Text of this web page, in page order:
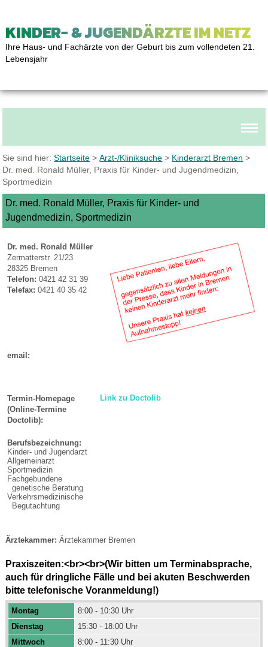
KINDER- & JUGENDÄRZTE IM NETZ
Ihre Haus- und Fachärzte von der Geburt bis zum vollendeten 21.
Lebensjahr
Sie sind hier:Startseite >Arzt-/Kliniksuche > Kinderarzt Bremen >
Dr. med. Ronald Müller, Praxis für Kinder- und Jugendmedizin,
Sportmedizin
Dr. med. Ronald Müller, Praxis für Kinder- und
Jugendmedizin, Sportmedizin
Dr. med. Ronald Müller
Zermatterstr. 21/23
28325 Bremen
Telefon: 0421 42 31 39
Telefax: 0421 40 35 42
email:
Termin-Homepage
(Online-Termine
Doctolib):
Link zu Doctolib
Berufsbezeichnung:
Kinder- und Jugendarzt
Allgemeinarzt
Sportmedizin
Fachgebundene
genetische Beratung
Verkehrsmedizinische
Begutachtung
Ärztekammer: Ärztekammer Bremen
Praxiszeiten:<br><br>(Wir bitten um Terminabsprache,
auch für dringliche Fälle und bei akuten Beschwerden
bitte telefonische Voranmeldung!)
Montag
8:00 - 10:30 Uhr
Dienstag
15:30 - 18:00 Uhr
Mittwoch
8:00 - 11:30 Uhr